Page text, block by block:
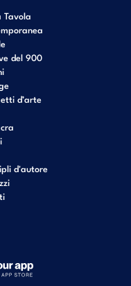
del 900
d’arte
d'autore